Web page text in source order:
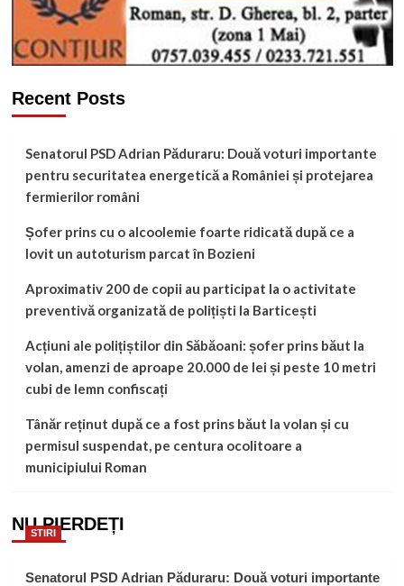
Recent Posts
Senatorul PSD Adrian Păduraru: Două voturi importante
pentru securitatea energetică a României și protejarea
fermierilor români
Șofer prins cu o alcoolemie foarte ridicată după ce a
lovit un autoturism parcat în Bozieni
Aproximativ 200 de copii au participat la o activitate
preventivă organizată de polițiști la Barticești
Acțiuni ale polițiștilor din Săbăoani: șofer prins băut la
volan, amenzi de aproape 20.000 de lei și peste 10 metri
cubi de lemn confiscați
Tânăr reținut după ce a fost prins băut la volan și cu
permisul suspendat, pe centura ocolitoare a
municipiului Roman
NU PIERDEȚI
STIRI
Senatorul PSD Adrian Păduraru: Două voturi importante